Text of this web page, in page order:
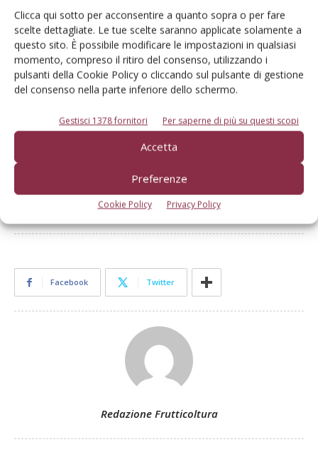
Clicca qui sotto per acconsentire a quanto sopra o per fare
scelte dettagliate. Le tue scelte saranno applicate solamente a
questo sito. È possibile modificare le impostazioni in qualsiasi
momento, compreso il ritiro del consenso, utilizzando i
pulsanti della Cookie Policy o cliccando sul pulsante di gestione
del consenso nella parte inferiore dello schermo.
Gestisci 1378 fornitori Per saperne di più su questi scopi
Accetta
Preferenze
Cookie Policy Privacy Policy
limitata espansione e sul 50% delle piante. L'operazione
deve essere ripetuta in funzione delle necessità, non
superando i 5 interventi annui;
interventi in pre-raccolta- con preparato di Beauveria
bassiana;
interventi con Dimetoato, o Fosmet, o Imidacloprid per
la lotta diretta alle larve a un mese dalla raccolta,
allorché i controlli sulle drupe indicano raggiunta la soglia
mosca della frutta mosca olivo
Facebook Twitter
Redazione Frutticoltura